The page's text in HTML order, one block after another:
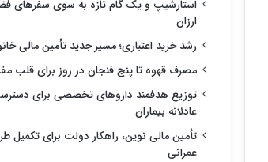
استارشیپ و یک گام تازه به سوی سفرهای
ارزان
رشد خرید اعتباری؛ مسیر جدید تأمین مالی
مصرف قهوه تا پنج فنجان در روز برای قلب
توزیع هدفمند داروهای تخصصی برای
عادلانه بیماران
تأمین مالی نوین، راهکار دولت برای تکمیل
عمرانی